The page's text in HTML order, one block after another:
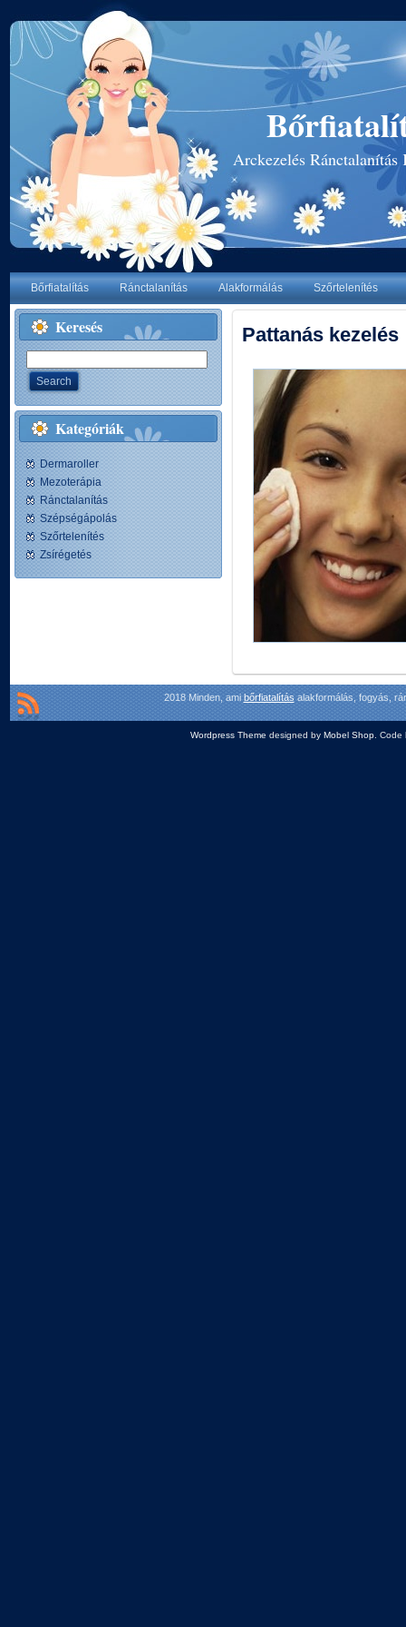
Arckezelés Ránctalanítás
Bőrfiatalítás Ránctalanítás Alakformálás Szőrtelenítés
Keresés
Kategóriák
Dermaroller
Mezoterápia
Ránctalanítás
Szépségápolás
Szőrtelenítés
Zsírégetés
Pattanás kezelés
2018 Minden, ami bőrfiatalítás alakformálás, fogyás,
Wordpress Theme designed by Mobel Shop. Code